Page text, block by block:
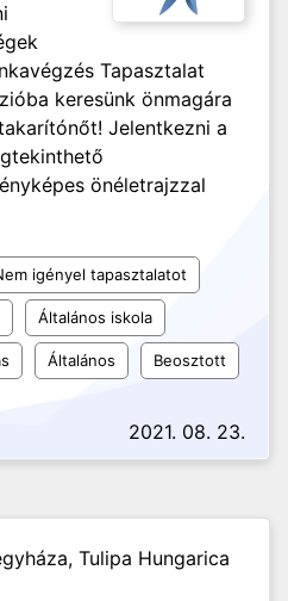
Tapasztalat
keresünk önmagára
Jelentkezni a
önéletrajzzal
igényel tapasztalatot
Általános iskola
Általános Beosztott
2021. 08. 23.
Tulipa Hungarica